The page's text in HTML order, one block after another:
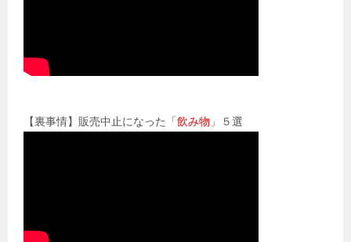
【裏事情】販売中止になった「 飲み物 」５選